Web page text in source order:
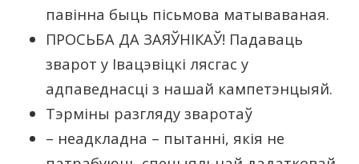
павінна быць пісьмова матываваная.
ПРОСЬБА ДА ЗАЯЎНІКАЎ! Падаваць
зварот у Івацэвіцкі лясгас у
адпаведнасці з нашай кампетэнцыяй.
Тэрміны разгляду зваротаў
– неадкладна – пытанні, якія не